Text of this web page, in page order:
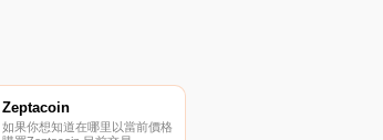
Zeptacoin
如果你想知道在哪里以當前價格